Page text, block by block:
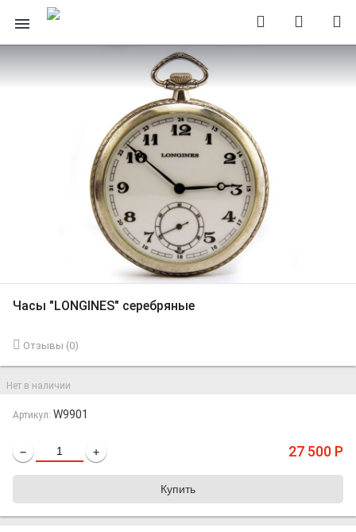
Часы "LONGINES" серебряные
Отзывы (0)
Нет в наличии
Артикул: W9901
− + 27 500 Р